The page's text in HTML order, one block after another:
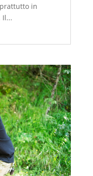
in
Il...